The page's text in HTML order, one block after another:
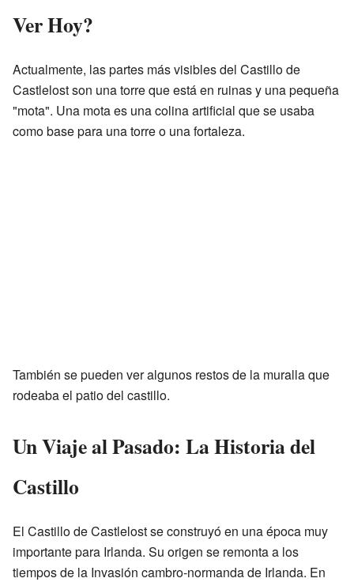
Ver Hoy?
Actualmente, las partes más visibles del Castillo de
Castlelost son una torre que está en ruinas y una pequeña
"mota". Una mota es una colina artificial que se usaba
como base para una torre o una fortaleza.
También se pueden ver algunos restos de la muralla que
rodeaba el patio del castillo.
Un Viaje al Pasado: La Historia del
Castillo
El Castillo de Castlelost se construyó en una época muy
importante para Irlanda. Su origen se remonta a los
tiempos de la Invasión cambro-normanda de Irlanda. En